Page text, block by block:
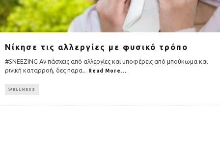
Νίκησε τις αλλεργίες με φυσικό τρόπο
#SNEEZING Αν πάσχεις από αλλεργίες και υποφέρεις από μπούκωμα και
ρινική καταρροή, δες παρα... Read More...
WELLNESS